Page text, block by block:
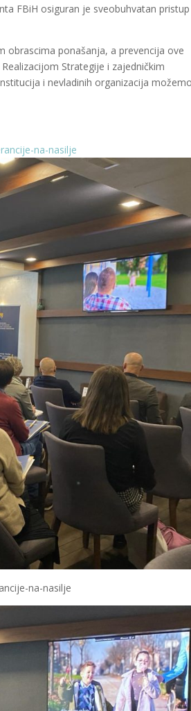
FBiH osiguran je sveobuhvatan pristup
obrascima ponašanja, a prevencija ove
Strategije i zajedničkim
i nevladinih organizacija
na-nasilje
na-nasilje